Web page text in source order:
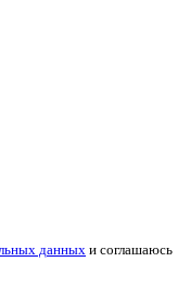
данных и соглашаюсь